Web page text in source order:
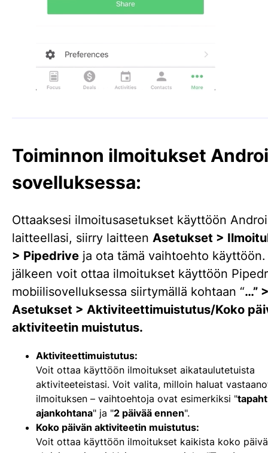
Toiminnon ilmoitukset
sovelluksessa:
Ottaaksesi ilmoitusasetukset käyttöön
laitteellasi, siirry laitteen Asetukset >
> Pipedrive ja ota tämä vaihtoehto käyttöön.
jälkeen voit ottaa ilmoitukset käyttöön
mobiilisovelluksessa siirtymällä kohtaan “…”
Asetukset > Aktiviteettimuistutus/Koko
aktiviteetin muistutus.
Aktiviteettimuistutus:
Voit ottaa käyttöön ilmoitukset aikataulutetuista
aktiviteeteistasi. Voit valita, milloin haluat
ilmoituksen – vaihtoehtoja ovat esimerkiksi "
ajankohtana" ja "2 päivää ennen".
Koko päivän aktiviteetin muistutus:
Voit ottaa käyttöön ilmoitukset kaikista koko